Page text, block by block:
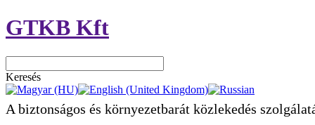
GTKB Kft
Keresés
A biztonságos és környezetbarát közlekedés